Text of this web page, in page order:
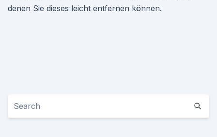
denen Sie dieses leicht entfernen können.